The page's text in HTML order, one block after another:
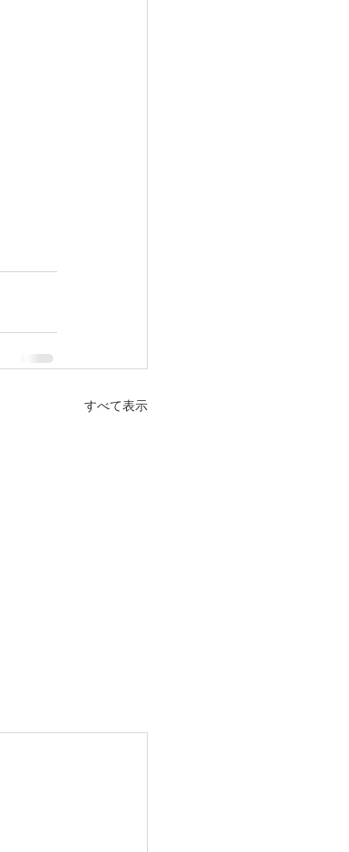
すべて表示